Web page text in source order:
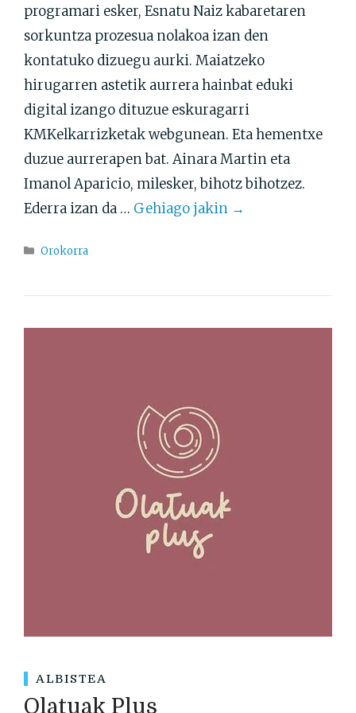
programari esker, Esnatu Naiz kabaretaren
sorkuntza prozesua nolakoa izan den
kontatuko dizuegu aurki. Maiatzeko
hirugarren astetik aurrera hainbat eduki
digital izango dituzue eskuragarri
KMKelkarrizketak webgunean. Eta hementxe
duzue aurrerapen bat. Ainara Martin eta
Imanol Aparicio, milesker, bihotz bihotzez.
Ederra izan da … Gehiago jakin →
Atalak
Orokorra
ALBISTEA
Olatuak Plus